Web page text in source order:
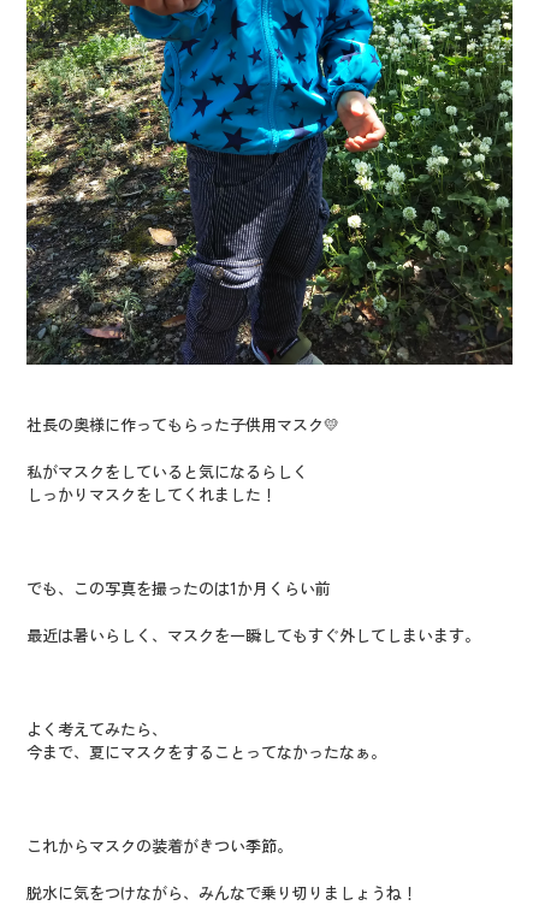
社長の奥様に作ってもらった子供用マスク💛
私がマスクをしていると気になるらしく
しっかりマスクをしてくれました！
でも、この写真を撮ったのは1か月くらい前
最近は暑いらしく、マスクを一瞬してもすぐ外してしまいます。
よく考えてみたら、
今まで、夏にマスクをすることってなかったなぁ。
これからマスクの装着がきつい季節。
脱水に気をつけながら、みんなで乗り切りましょうね！